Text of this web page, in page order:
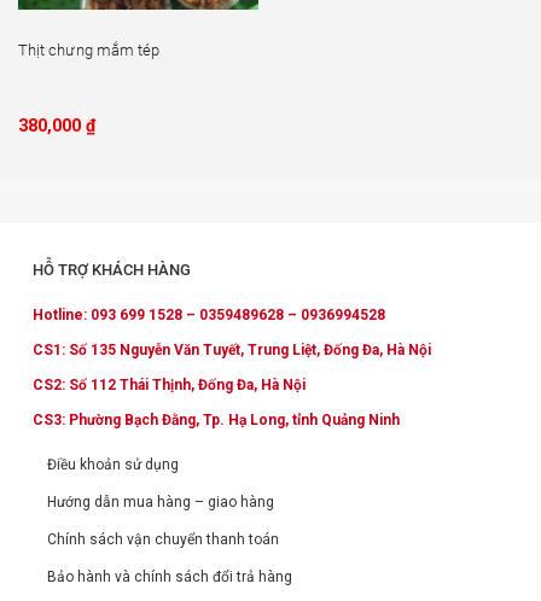
Thịt chưng mắm tép
380,000 ₫
HỖ TRỢ KHÁCH HÀNG
Hotline: 093 699 1528 – 0359489628 – 0936994528
CS1: Số 135 Nguyễn Văn Tuyết, Trung Liệt, Đống Đa, Hà Nội
CS2: Số 112 Thái Thịnh, Đống Đa, Hà Nội
CS3: Phường Bạch Đằng, Tp. Hạ Long, tỉnh Quảng Ninh
Điều khoản sử dụng
Hướng dẫn mua hàng – giao hàng
Chính sách vận chuyển thanh toán
Bảo hành và chính sách đổi trả hàng